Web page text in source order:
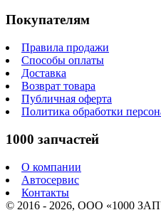
Покупателям
Правила продажи
Способы оплаты
Доставка
Возврат товара
Публичная оферта
Политика обработки
1000 запчастей
О компании
Автосервис
Контакты
© 2016 - 2026, ООО «1000